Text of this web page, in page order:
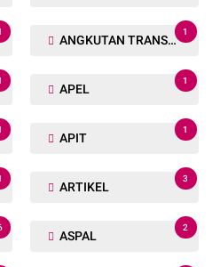
ANGKUTAN TRANSPORTASI
1
APEL
1
APIT
1
ARTIKEL
3
ASPAL
2